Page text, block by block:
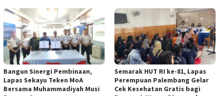
Bangun Sinergi Pembinaan,
Lapas Sekayu Teken MoA
Bersama Muhammadiyah Musi
Semarak HUT RI ke-81, Lapas
Perempuan Palembang Gelar
Cek Kesehatan Gratis bagi